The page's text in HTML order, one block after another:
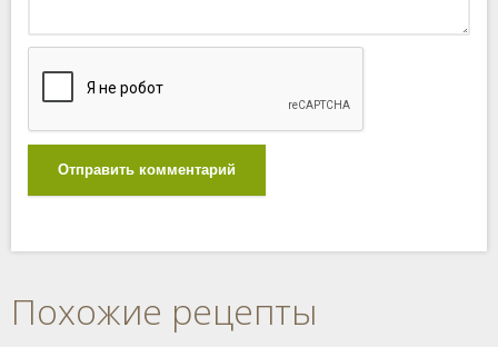
Отправить комментарий
Похожие рецепты